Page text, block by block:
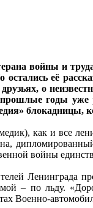
войны и
её
о
годы
как и все
войны
Ленинграда
– по льду.
Военно-